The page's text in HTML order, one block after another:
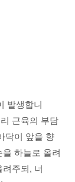
발생합니
근육의 부담
닥이 앞을 향
하늘로 올려
주되, 너